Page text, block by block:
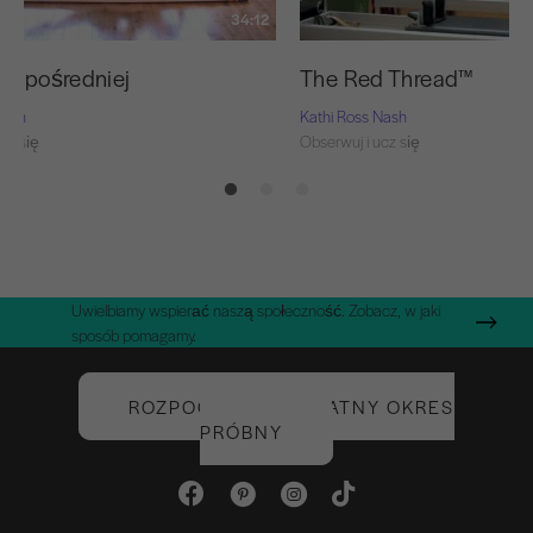
34:12
pośredniej
się
The Red Thread™
Kathi Ross Nash
Obserwuj i ucz się
Uwielbiamy wspierać naszą społeczność. Zobacz, w jaki
sposób pomagamy.
ROZPOCZNIJ BEZPŁATNY OKRES
PRÓBNY